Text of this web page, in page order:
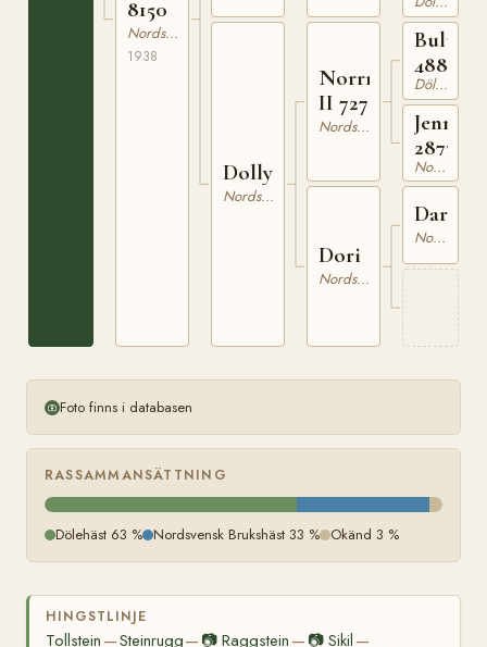
8150
Nordsvensk Brukshäst
1938
Dolly
Nordsvensk Brukshäst
Norrman
II 727
Nordsvensk Brukshäst
Dori
Nordsvensk Brukshäst
6830
Bulung
488
Dölehäst
Jenny
2873
Nordsvensk Brukshäst
Darius
Nordsvensk Brukshäst
Foto finns i databasen
RASSAMMANSÄTTNING
Dölehäst 63 % Nordsvensk Brukshäst 33 % Okänd 3 %
HINGSTLINJE
Tollstein —Steinrugg— 📷Raggstein — 📷Sikil —